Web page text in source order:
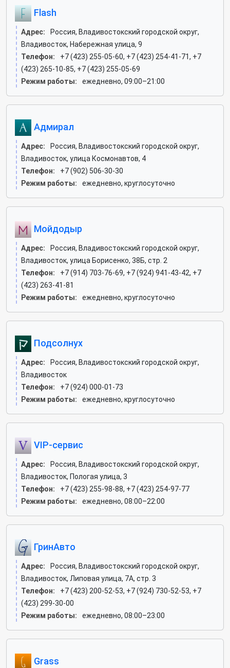
Flash
Адрес:
Россия, Владивостокский городской округ,
Владивосток, Набережная улица, 9
Телефон:
+7 (423) 255-05-60, +7 (423) 254-41-71, +7
(423) 265-10-85, +7 (423) 255-05-69
Режим работы:
ежедневно, 09:00–21:00
Адмирал
Адрес:
Россия, Владивостокский городской округ,
Владивосток, улица Космонавтов, 4
Телефон:
+7 (902) 506-30-30
Режим работы:
ежедневно, круглосуточно
Мойдодыр
Адрес:
Россия, Владивостокский городской округ,
Владивосток, улица Борисенко, 38Б, стр. 2
Телефон:
+7 (914) 703-76-69, +7 (924) 941-43-42, +7
(423) 263-41-81
Режим работы:
ежедневно, круглосуточно
Подсолнух
Адрес:
Россия, Владивостокский городской округ,
Владивосток
Телефон:
+7 (924) 000-01-73
Режим работы:
ежедневно, круглосуточно
VIP-сервис
Адрес:
Россия, Владивостокский городской округ,
Владивосток, Пологая улица, 3
Телефон:
+7 (423) 255-98-88, +7 (423) 254-97-77
Режим работы:
ежедневно, 08:00–22:00
ГринАвто
Адрес:
Россия, Владивостокский городской округ,
Владивосток, Липовая улица, 7А, стр. 3
Телефон:
+7 (423) 200-52-53, +7 (924) 730-52-53, +7
(423) 299-30-00
Режим работы:
ежедневно, 08:00–23:00
Grass